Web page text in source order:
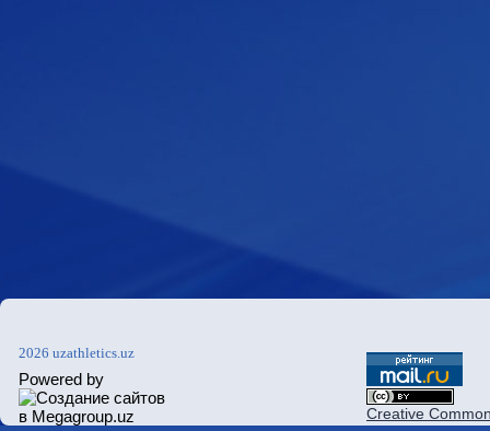
2026 uzathletics.uz
Powered by
Creative